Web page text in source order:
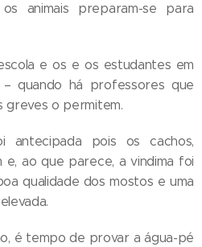
animais preparam-se para
e os e os estudantes em
quando há professores que
greves o permitem.
antecipada pois os cachos,
e, ao que parece, a vindima foi
qualidade dos mostos e uma
é tempo de provar a água-pé